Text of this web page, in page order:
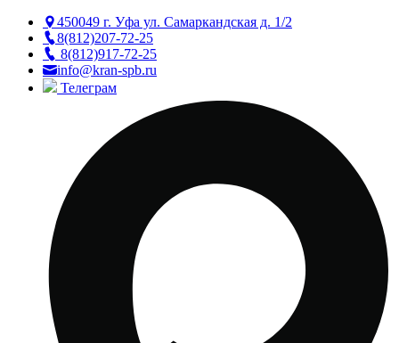
450049 г. Уфа ул. Самаркандская д. 1/2
8(812)207-72-25
8(812)917-72-25
info@kran-spb.ru
Телеграм